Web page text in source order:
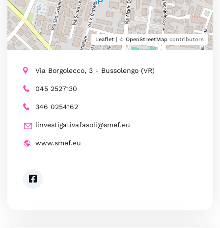
Leaflet | © OpenStreetMap contributors
Via Borgolecco, 3 - Bussolengo (VR)
045 2527130
346 0254162
linvestigativafasoli@smef.eu
www.smef.eu